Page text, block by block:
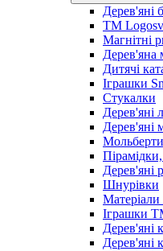
Дерев'яні
TM
Магнітні
Дерев'яна
Дитячі
Іграшки
Стукалки
Дерев'яні
Дерев'яні
Дерев'яні
Шнурівки
Матеріали
Іграшки
Дерев'яні
Дерев'яні